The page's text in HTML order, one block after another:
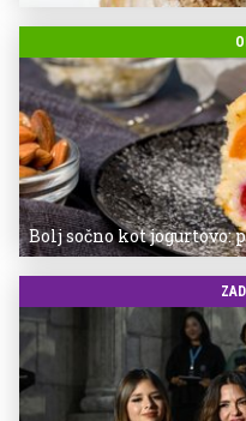
Bolj sočno kot jogurtovo: